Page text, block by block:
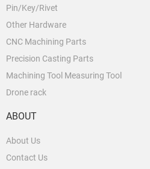
Pin/Key/Rivet
Other Hardware
CNC Machining Parts
Precision Casting Parts
Machining Tool Measuring Tool
Drone rack
ABOUT
About Us
Contact Us